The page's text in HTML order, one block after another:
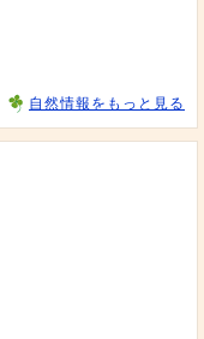
自然情報をもっと見る